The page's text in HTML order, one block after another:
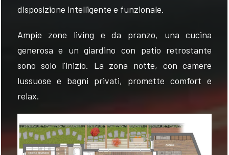
disposizione intelligente e funzionale.
Ampie zone living e da pranzo, una cucina
generosa e un giardino con patio retrostante
sono solo l'inizio. La zona notte, con camere
lussuose e bagni privati, promette comfort e
relax.